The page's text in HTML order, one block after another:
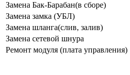
Замена Бак-Барабан(в сборе)
Замена замка (УБЛ)
Замена шланга(слив, залив)
Замена сетевой шнура
Ремонт модуля (плата управления)